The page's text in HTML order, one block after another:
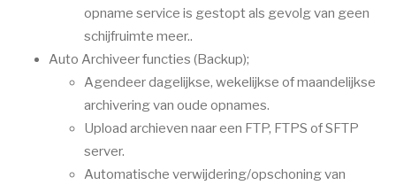
opname service is gestopt als gevolg van geen
schijfruimte meer..
Auto Archiveer functies (Backup);
Agendeer dagelijkse, wekelijkse of maandelijkse
archivering van oude opnames .
Upload archieven naar een FTP, FTPS of SFTP
server.
Automatische verwijdering/opschoning van